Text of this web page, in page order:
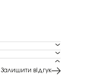
Залишити відгук